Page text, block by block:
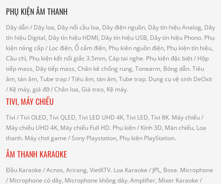
PHỤ KIỆN ÂM THANH
Dây dẫn/ Dây loa, Dây nối cầu loa, Dây điện nguồn, Dây tín hiệu Analog, Dây
tín hiệu Digital, Dây tín hiệu HDMI, Dây tín hiệu USB, Dây tín hiệu Phono. Phụ
kiện nâng cấp/ Lọc điện, Ổ cắm điện, Phụ kiện nguồn điện, Phụ kiện tín hiệu,
Cầu chì, Phụ kiện kết nối giắc 3.5mm, Cáp tai nghe. Phụ kiện đặc biệt/ Hộp
tiếp mass, Dây tiếp mass, Chân kê chống rung, Tonearm, Bóng dẫn. Tiêu
âm, tán âm, Tube trap/ Tiêu âm, tán âm, Tube trap. Dụng cụ vệ sinh DeOxit
/ Kệ máy, giá đỡ/ Chân loa, Giá treo, Kệ máy.
TIVI, MÁY CHIẾU
Tivi / Tivi OLED, Tivi QLED, Tivi LED UHD 4K, Tivi LED, Tivi 8K. Máy chiếu/
Máy chiếu UHD 4K, Máy chiếu Full HD. Phụ kiện/ Kính 3D, Màn chiếu, Loa
thanh. Máy chơi game / Sony Playstation, Phụ kiện PlayStation.
ÂM THANH KARAOKE
Đầu Karaoke / Acnos, Arirang, VietKTV. Loa Karaoke / JPL, Bose. Microphone
/ Microphone có dây, Microphone không dây. Amplifier, Mixer Karaoke /